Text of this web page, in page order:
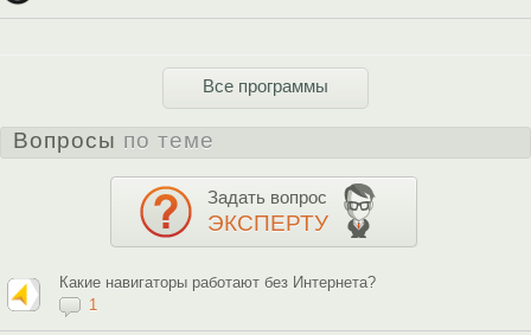
Все программы
Вопросы по теме
Задать вопрос
ЭКСПЕРТУ
Какие навигаторы работают без Интернета?
1